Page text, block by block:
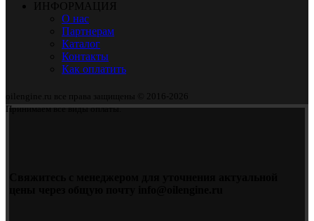
ИНФОРМАЦИЯ
О нас
Партнерам
Каталог
Контакты
Как оплатить
oilengine.ru все права защищены © 2016-2026
Принимаем все виды оплаты.